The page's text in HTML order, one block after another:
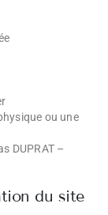
ou une
DUPRAT –
du site